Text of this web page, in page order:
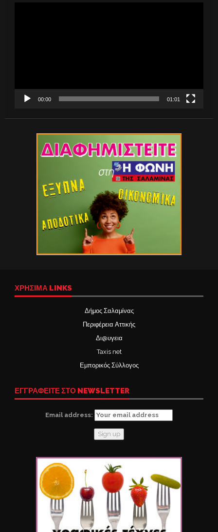
00:00 01:01
ΧΡΉΣΙΜΑ LINKS
Δήμος Σαλαμίνας
Περιφέρεια Αττικής
Δι@υγεια
Taxis net
Εμπορικός Σύλλογος
ΕΓΓΡΑΦΕΙΤΕ ΣΤΟ NEWSLETTER
Email address: